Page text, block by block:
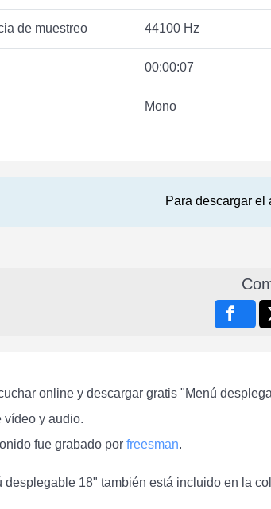
de muestreo 44100 Hz
00:00:07
Mono
Para descargar el
online y descargar gratis "Menú
vídeo y audio.
fue grabado por freesman.
desplegable 18" también está incluido en la